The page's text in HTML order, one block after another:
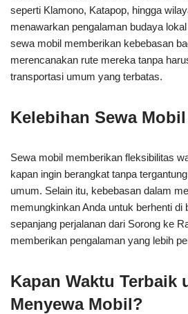
seperti Klamono, Katapop, hingga
menawarkan pengalaman budaya
sewa mobil memberikan kebebasan
merencanakan rute mereka tanpa
transportasi umum yang terbatas.
Kelebihan Sewa Mobil
Sewa mobil memberikan fleksibilitas
kapan ingin berangkat tanpa
umum. Selain itu, kebebasan dalam
memungkinkan Anda untuk berhenti di
sepanjang perjalanan dari Sorong ke
memberikan pengalaman yang lebih
Kapan Waktu Terbaik
Menyewa Mobil?